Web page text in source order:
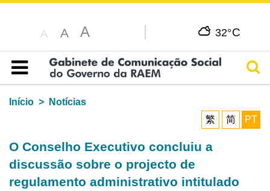
A A A 32°C
Índice
Início
Notícias
繁
简 PT
O Conselho Executivo concluiu a
discussão sobre o projecto de
regulamento administrativo intitulado